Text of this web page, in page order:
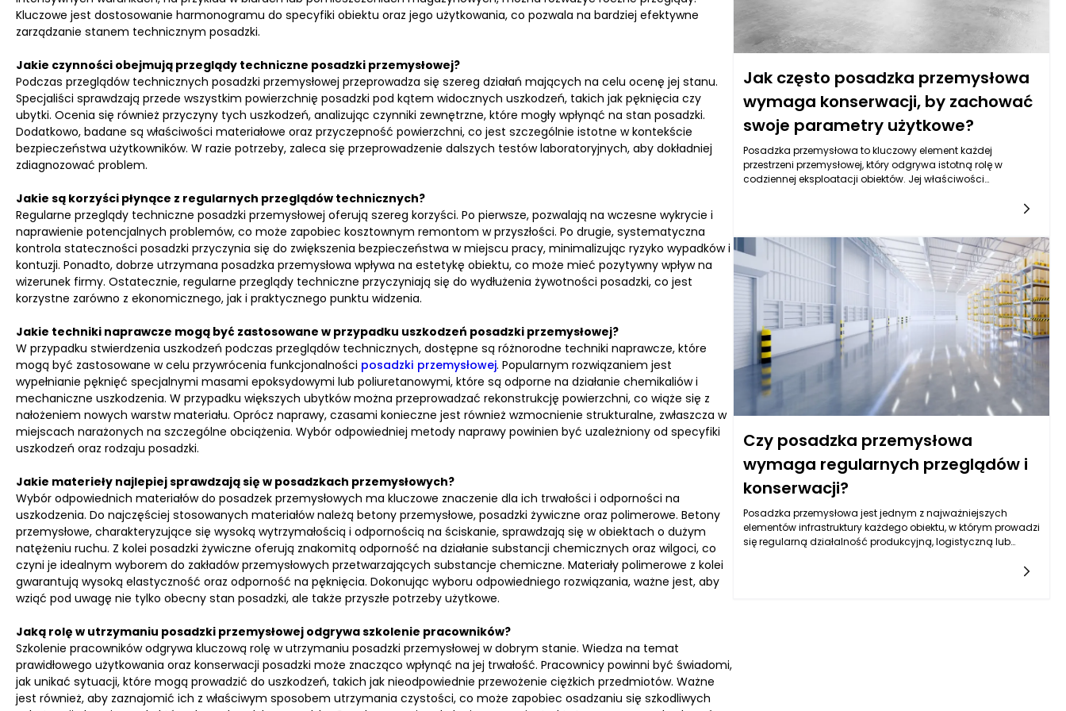
Kluczowe jest dostosowanie harmonogramu do specyfiki obiektu oraz jego użytkowania, co pozwala na bardziej efektywne
zarządzanie stanem technicznym posadzki.
Jakie czynności obejmują przeglądy techniczne posadzki przemysłowej?
Podczas przeglądów technicznych posadzki przemysłowej przeprowadza się szereg działań mających na celu ocenę jej stanu.
Specjaliści sprawdzają przede wszystkim powierzchnię posadzki pod kątem widocznych uszkodzeń, takich jak pęknięcia czy
ubytki. Ocenia się również przyczyny tych uszkodzeń, analizując czynniki zewnętrzne, które mogły wpłynąć na stan posadzki.
Dodatkowo, badane są właściwości materiałowe oraz przyczepność powierzchni, co jest szczególnie istotne w kontekście
bezpieczeństwa użytkowników. W razie potrzeby, zaleca się przeprowadzenie dalszych testów laboratoryjnych, aby dokładniej
zdiagnozować problem.
Jakie są korzyści płynące z regularnych przeglądów technicznych?
Regularne przeglądy techniczne posadzki przemysłowej oferują szereg korzyści. Po pierwsze, pozwalają na wczesne wykrycie i
naprawienie potencjalnych problemów, co może zapobiec kosztownym remontom w przyszłości. Po drugie, systematyczna
kontrola stateczności posadzki przyczynia się do zwiększenia bezpieczeństwa w miejscu pracy, minimalizując ryzyko wypadków i
kontuzji. Ponadto, dobrze utrzymana posadzka przemysłowa wpływa na estetykę obiektu, co może mieć pozytywny wpływ na
wizerunek firmy. Ostatecznie, regularne przeglądy techniczne przyczyniają się do wydłużenia żywotności posadzki, co jest
korzystne zarówno z ekonomicznego, jak i praktycznego punktu widzenia.
Jakie techniki naprawcze mogą być zastosowane w przypadku uszkodzeń posadzki przemysłowej?
W przypadku stwierdzenia uszkodzeń podczas przeglądów technicznych, dostępne są różnorodne techniki naprawcze, które
mogą być zastosowane w celu przywrócenia funkcjonalności posadzki przemysłowej. Popularnym rozwiązaniem jest
wypełnianie pęknięć specjalnymi masami epoksydowymi lub poliuretanowymi, które są odporne na działanie chemikaliów i
mechaniczne uszkodzenia. W przypadku większych ubytków można przeprowadzać rekonstrukcję powierzchni, co wiąże się z
nałożeniem nowych warstw materiału. Oprócz naprawy, czasami konieczne jest również wzmocnienie strukturalne, zwłaszcza w
miejscach narażonych na szczególne obciążenia. Wybór odpowiedniej metody naprawy powinien być uzależniony od specyfiki
uszkodzeń oraz rodzaju posadzki.
Jakie materieły najlepiej sprawdzają się w posadzkach przemysłowych?
Wybór odpowiednich materiałów do posadzek przemysłowych ma kluczowe znaczenie dla ich trwałości i odporności na
uszkodzenia. Do najczęściej stosowanych materiałów należą betony przemysłowe, posadzki żywiczne oraz polimerowe. Betony
przemysłowe, charakteryzujące się wysoką wytrzymałością i odpornością na ściskanie, sprawdzają się w obiektach o dużym
natężeniu ruchu. Z kolei posadzki żywiczne oferują znakomitą odporność na działanie substancji chemicznych oraz wilgoci, co
czyni je idealnym wyborem do zakładów przemysłowych przetwarzających substancje chemiczne. Materiały polimerowe z kolei
gwarantują wysoką elastyczność oraz odporność na pęknięcia. Dokonując wyboru odpowiedniego rozwiązania, ważne jest, aby
wziąć pod uwagę nie tylko obecny stan posadzki, ale także przyszłe potrzeby użytkowe.
Jaką rolę w utrzymaniu posadzki przemysłowej odgrywa szkolenie pracowników?
Szkolenie pracowników odgrywa kluczową rolę w utrzymaniu posadzki przemysłowej w dobrym stanie. Wiedza na temat
prawidłowego użytkowania oraz konserwacji posadzki może znacząco wpłynąć na jej trwałość. Pracownicy powinni być świadomi,
jak unikać sytuacji, które mogą prowadzić do uszkodzeń, takich jak nieodpowiednie przewożenie ciężkich przedmiotów. Ważne
jest również, aby zaznajomić ich z właściwym sposobem utrzymania czystości, co może zapobiec osadzaniu się szkodliwych
Jak często posadzka przemysłowa
wymaga konserwacji, by zachować
swoje parametry użytkowe?
Posadzka przemysłowa to kluczowy element każdej
przestrzeni przemysłowej, który odgrywa istotną rolę w
codziennej eksploatacji obiektów. Jej właściwości
bezpieczeństwo oraz efektywność procesu produkcyjnego. Z
przemysłowa była regularnie konserwowana. Częstotliwość
tej konserwacji w dużej mierze zależy od kilku czynników,
takich jak rodzaj materiału, intensywność użytkowania,
warunki eksploatacyjne oraz obciążenia mechaniczne,
którym posadzka jest poddawana. W przypadku posadzek
przemysłowych najczęściej zaleca się przeprowadzanie
konserwacji co najmniej raz na rok, jednak w niektórych
przypadkach może być to konieczne nawet co kilka
miesięcy.
Czy posadzka przemysłowa
wymaga regularnych przeglądów i
konserwacji?
Posadzka przemysłowa jest jednym z najważniejszych
elementów infrastruktury każdego obiektu, w którym prowadzi
się regularną działalność produkcyjną, logistyczną lub